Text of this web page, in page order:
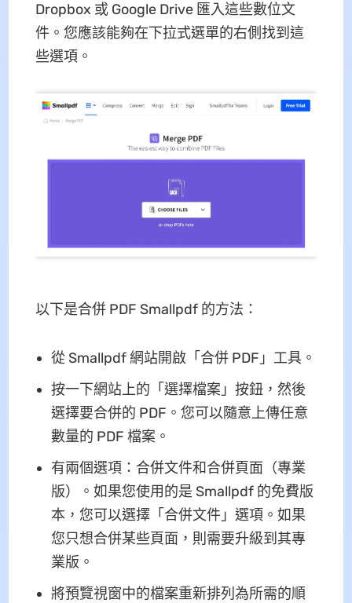
Dropbox 或 Google Drive 匯入這些數位文
件。您應該能夠在下拉式選單的右側找到這
些選項。
以下是合併 PDF Smallpdf 的方法：
從 Smallpdf 網站開啟「合併 PDF」工具。
按一下網站上的「選擇檔案」按鈕，然後
選擇要合併的 PDF。您可以隨意上傳任意
數量的 PDF 檔案。
有兩個選項：合併文件和合併頁面（專業
版）。如果您使用的是 Smallpdf 的免費版
本，您可以選擇「合併文件」選項。如果
您只想合併某些頁面，則需要升級到其專
業版。
將預覽視窗中的檔案重新排列為所需的順